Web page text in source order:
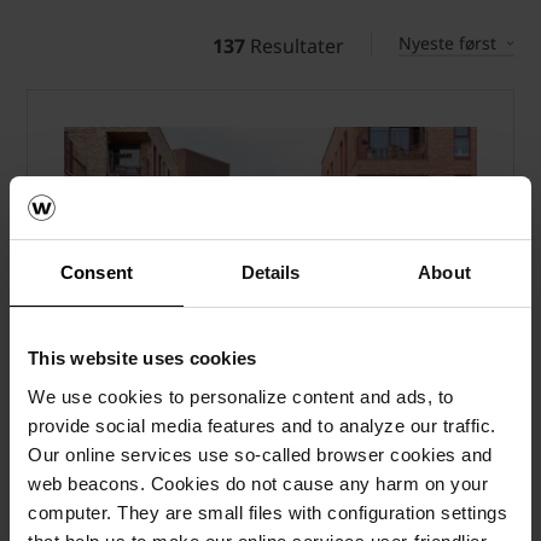
Consent Details About
This website uses cookies
We use cookies to personalize content and ads, to
provide social media features and to analyze our traffic.
Our online services use so-called browser cookies and
web beacons. Cookies do not cause any harm on your
computer. They are small files with configuration settings
137 Resultater Nyeste først